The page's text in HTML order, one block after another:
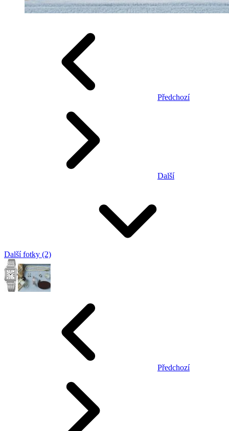
Předchozí
Další
Další fotky (2)
Předchozí